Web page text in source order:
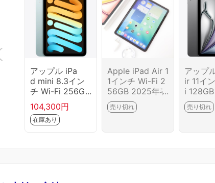
アップル iPa
d mini 8.3イン
チ Wi-Fi 256G
B 2024年秋モデ
ル MXNC3J/
A ブルー Appl
e A17 Pro スト
104,300円
在庫あり
Apple iPad Air 1
1インチ Wi-Fi 2
56GB 2025年春
モデル MCA44
J/A [スターライ
1-2G10
売り切れ
アップ
ir 11イ
i
春モデ
4J/A ス
4 スト
売り切れ